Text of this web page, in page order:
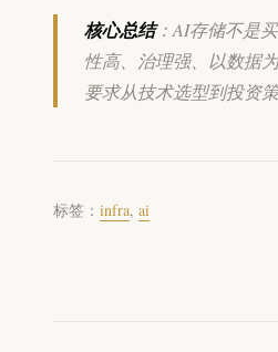
核心总结：AI存储不是
性高、治理强、以数据
要求从技术选型到投资
标签： infra, ai